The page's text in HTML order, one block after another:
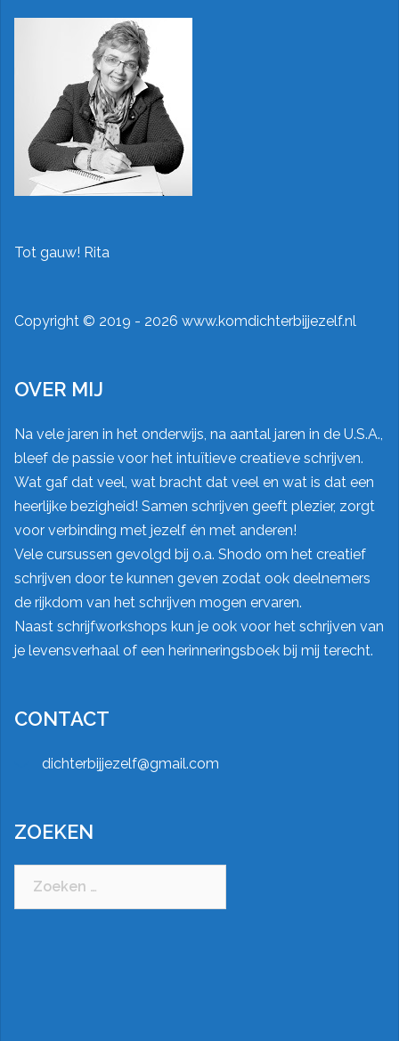
Tot gauw! Rita
Copyright © 2019 - 2026 www.komdichterbijjezelf.nl
OVER MIJ
Na vele jaren in het onderwijs, na aantal jaren in de U.S.A.,
bleef de passie voor het intuïtieve creatieve schrijven.
Wat gaf dat veel, wat bracht dat veel en wat is dat een
heerlijke bezigheid! Samen schrijven geeft plezier, zorgt
voor verbinding met jezelf én met anderen!
Vele cursussen gevolgd bij o.a. Shodo om het creatief
schrijven door te kunnen geven zodat ook deelnemers
de rijkdom van het schrijven mogen ervaren.
Naast schrijfworkshops kun je ook voor het schrijven van
je levensverhaal of een herinneringsboek bij mij terecht.
CONTACT
dichterbijjezelf@gmail.com
ZOEKEN